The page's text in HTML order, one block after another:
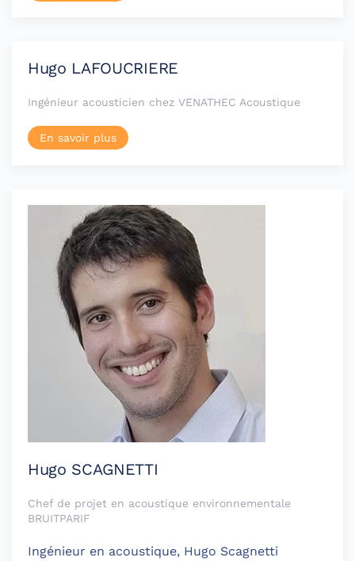
Hugo LAFOUCRIERE
Ingénieur acousticien chez VENATHEC Acoustique
En savoir plus
Hugo SCAGNETTI
Chef de projet en acoustique environnementale
BRUITPARIF
Ingénieur en acoustique, Hugo Scagnetti